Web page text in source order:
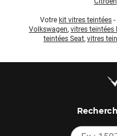
Votre kit vitres teintées -
Volkswagen, vitres teintées
teintées Seat, vitres